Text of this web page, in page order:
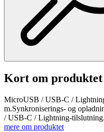
Kort om produktet
MicroUSB / USB-C /
m.Synkroniserings- og
/ USB-C / Lightning-
mere om produktet